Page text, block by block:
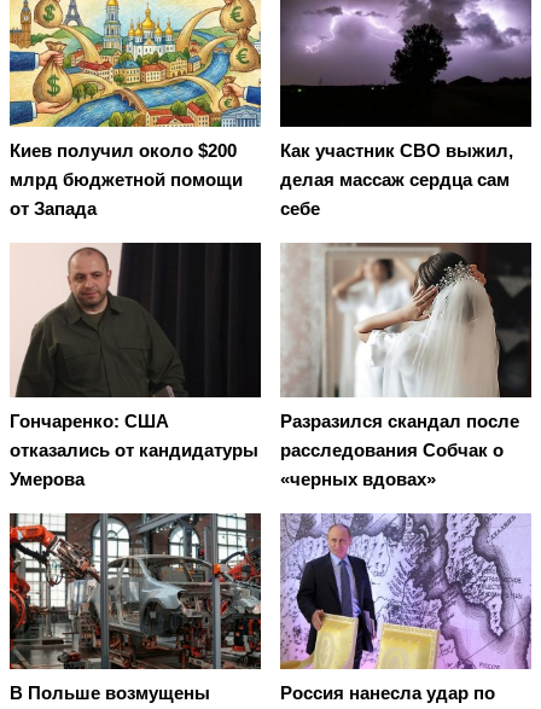
Киев получил около $200
млрд бюджетной помощи
от Запада
Как участник СВО выжил,
делая массаж сердца сам
себе
Гончаренко: США
отказались от кандидатуры
Умерова
Разразился скандал после
расследования Собчак о
«черных вдовах»
В Польше возмущены
Россия нанесла удар по